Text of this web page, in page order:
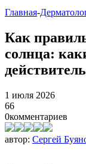
Главная-
Как
солнца:
1 июля 2026
66
0комментариев
автор: Сергей